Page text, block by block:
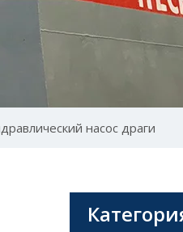
драгер
насос драги